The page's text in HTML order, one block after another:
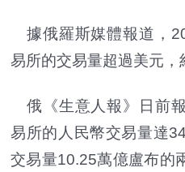
據俄羅斯媒體報道，
易所的交易量超過美元，
俄《生意人報》日前
易所的人民幣交易量達
交易量10.25萬億盧布的